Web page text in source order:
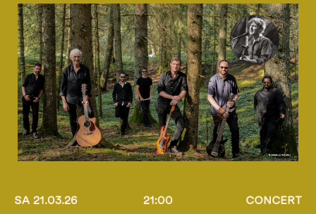
SA 21.03.26 21:00 CONCERT